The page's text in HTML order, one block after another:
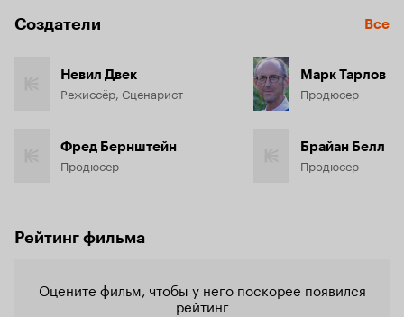
Создатели Все
Невил Двек
Режиссёр, Сценарист
Фред Бернштейн
Продюсер
Марк Тарлов
Продюсер
Брайан Белл
Продюсер
Рейтинг фильма
Оцените фильм, чтобы у него поскорее появился
рейтинг